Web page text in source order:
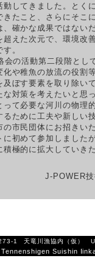
動してきました。とく
たこと、さらにそこ
確かな成果ではない
えた次元で、環境改
。
の活動第二段階とし
や稚魚の放流の役割
ぼす要素を取り除い
対策を考えたいと思
て必要な河川の物理
ために工夫や新しい
市民団体にお招きい
初めて参加しました
極的に拡大していき
J-POWER
1 天竜川漁協内（仮
Suishin